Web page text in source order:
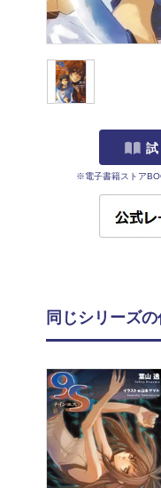
試
※電子書籍ストア
同じシリーズ